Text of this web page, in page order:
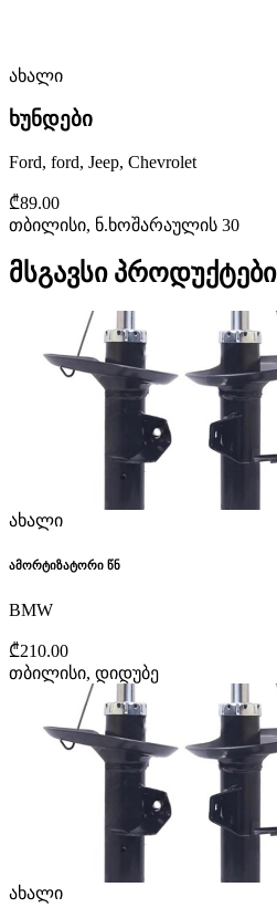
ახალი
ხუნდები
Ford, ford, Jeep, Chevrolet
₾89.00
თბილისი, ნ.ხოშარაულის 30
მსგავსი პროდუქტები
ახალი
ამორტიზატორი წნ
BMW
₾210.00
თბილისი, დიდუბე
ახალი